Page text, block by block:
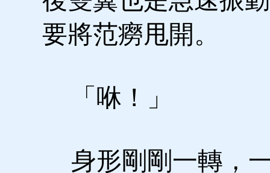
要將范癆甩開。
「咻！」
身形剛剛一轉，